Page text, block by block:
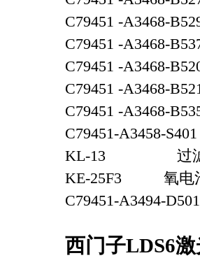
C79451 -A3468-
C79451 -A3468-
C79451 -A3468-
C79451 -A3468-
C79451 -A3468-
C79451-A3458-
KL-13 过滤
KE-25F3 氧电
C79451-A3494-
西门子LDS6